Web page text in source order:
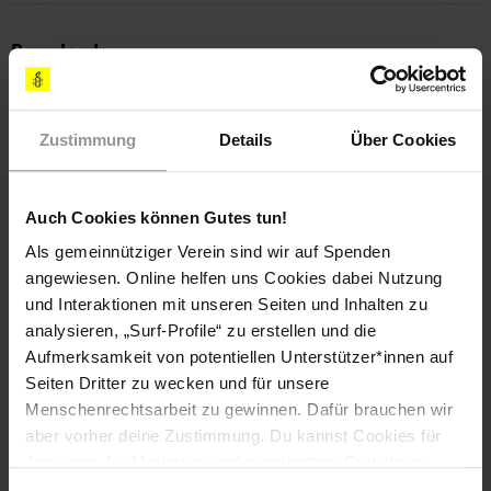
Zustimmung Details Über Cookies
Auch Cookies können Gutes tun!
Als gemeinnütziger Verein sind wir auf Spenden
angewiesen. Online helfen uns Cookies dabei Nutzung
und Interaktionen mit unseren Seiten und Inhalten zu
analysieren, „Surf-Profile“ zu erstellen und die
Aufmerksamkeit von potentiellen Unterstützer*innen auf
Seiten Dritter zu wecken und für unsere
Menschenrechtsarbeit zu gewinnen. Dafür brauchen wir
aber vorher deine Zustimmung. Du kannst Cookies für
Downloads
Amnesty-Bericht: "Hearts and Lives Broken: The
(PDF, 1.19 MB)
Schlagworte
China Australien Italien Kanada
Niederlande
Pressemitteilung
Aktuell
Ethnische Minderheiten
Flüchtlinge & Asyl
Uiguren